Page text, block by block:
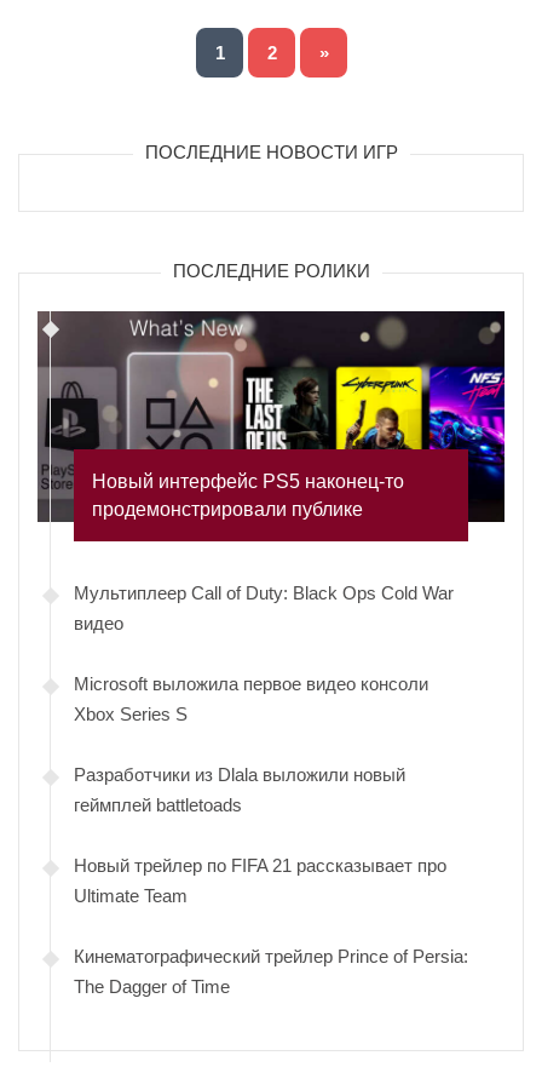
1 2 »
ПОСЛЕДНИЕ НОВОСТИ ИГР
ПОСЛЕДНИЕ РОЛИКИ
Новый интерфейс PS5 наконец-то
продемонстрировали публике
Мультиплеер Call of Duty: Black Ops Cold War
видео
Microsoft выложила первое видео консоли
Xbox Series S
Разработчики из Dlala выложили новый
геймплей battletoads
Новый трейлер по FIFA 21 рассказывает про
Ultimate Team
Кинематографический трейлер Prince of Persia:
The Dagger of Time